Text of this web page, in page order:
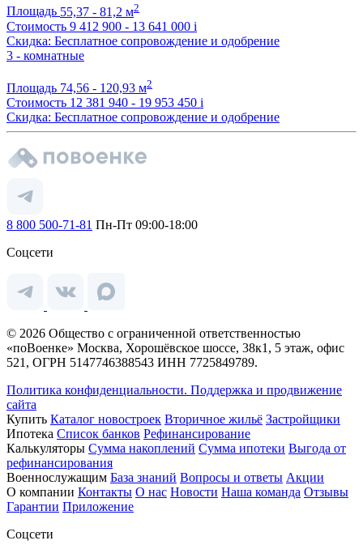
Площадь 55,37 - 81,2 м2
Стоимость 9 412 900 - 13 641 000 i
Скидка: Бесплатное сопровождение и одобрение
3 - комнатные
Площадь 74,56 - 120,93 м2
Стоимость 12 381 940 - 19 953 450 i
Скидка: Бесплатное сопровождение и одобрение
8 800 500-71-81 Пн-Пт 09:00-18:00
Соцсети
© 2026 Общество с ограниченной ответственностью
«поВоенке» Москва, Хорошёвское шоссе, 38к1, 5 этаж, офис
521, ОГРН 5147746388543 ИНН 7725849789.
Политика конфиденциальности. Поддержка и продвижение
сайта
Купить Каталог новостроек Вторичное жильё Застройщики
Ипотека Список банков Рефинансирование
Калькуляторы Сумма накоплений Сумма ипотеки Выгода от
рефинансирования
Военнослужащим База знаний Вопросы и ответы Акции
О компании Контакты О нас Новости Наша команда Отзывы
Гарантии Приложение
Соцсети